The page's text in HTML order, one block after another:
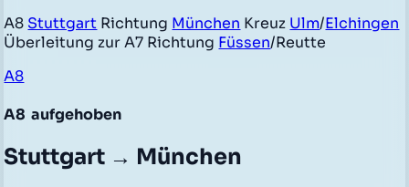
A8 Stuttgart Richtung München Kreuz Ulm/Elchingen
Überleitung zur A7 Richtung Füssen/Reutte
A8
A8 aufgehoben
Stuttgart → München